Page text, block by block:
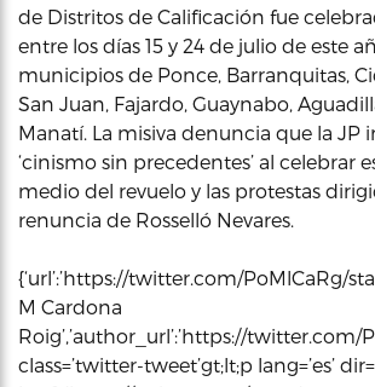
de Distritos de Calificación fue
entre los días 15 y 24 de julio de este
municipios de Ponce, Barranquitas,
San Juan, Fajardo, Guaynabo,
Manatí. La misiva denuncia que la JP
‘cinismo sin precedentes’ al celebrar
medio del revuelo y las protestas
renuncia de Rosselló Nevares.
{‘url’:’https://twitter.com/PoMlCaRg/
M Cardona
Roig’,’author_url’:’https://twitter.com/
class=’twitter-tweet’gt;lt;p lang=’es’